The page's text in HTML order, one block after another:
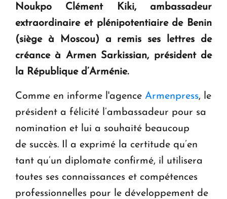
KASA : 30 ans d'audace, de résilience et d'avenir
en Arménie
Le premier hôtel Hyatt Regency d'Arménie
Noukpo Clément Kiki, ambassadeur
extraordinaire et plénipotentiaire de Benin
(siège à Moscou) a remis ses lettres de
créance à Armen Sarkissian, président de
la République d’Arménie.
Comme en informe l'agence Armenpress, le
président a félicité l’ambassadeur pour sa
nomination et lui a souhaité beaucoup
de succès. Il a exprimé la certitude qu’en
tant qu’un diplomate confirmé, il utilisera
toutes ses connaissances et compétences
professionnelles pour le développement de